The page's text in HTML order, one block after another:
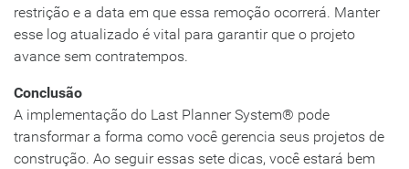
restrição e a data em que essa remoção ocorrerá. Manter
esse log atualizado é vital para garantir que o projeto
avance sem contratempos.
Conclusão
A implementação do Last Planner System® pode
transformar a forma como você gerencia seus projetos de
construção. Ao seguir essas sete dicas, você estará bem